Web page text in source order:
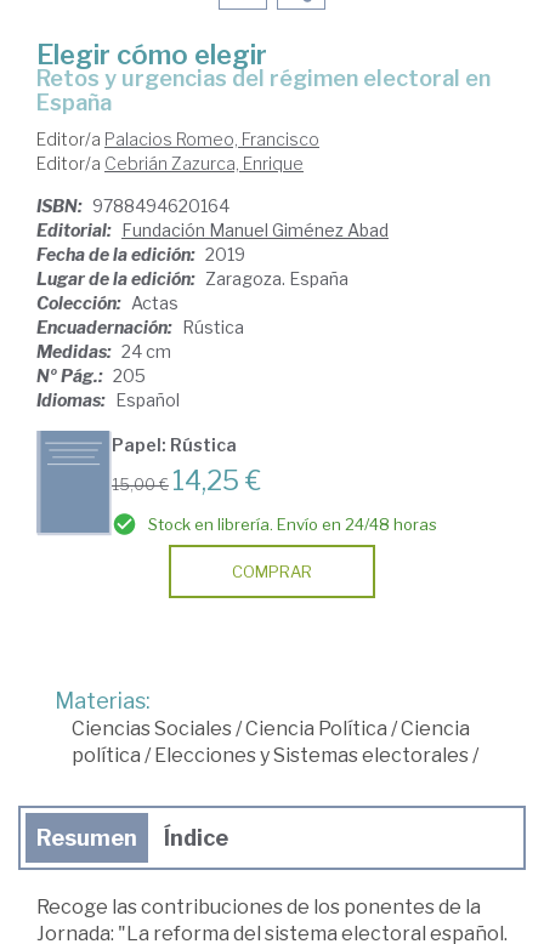
Elegir cómo elegir
retos y urgencias del régimen electoral en
España
Editor/a Palacios Romeo, Francisco
Editor/a Cebrián Zazurca, Enrique
ISBN: 9788494620164
Editorial: Fundación Manuel Giménez Abad
Fecha de la edición: 2019
Lugar de la edición: Zaragoza. España
Colección: Actas
Encuadernación: Rústica
Medidas: 24 cm
Nº Pág.: 205
Idiomas: Español
Papel: Rústica
15,00 € 14,25 €
Stock en librería. Envío en 24/48 horas
COMPRAR
Materias:
Ciencias Sociales /Ciencia Política /Ciencia
política /Elecciones y Sistemas electorales /
Resumen Índice
Recoge las contribuciones de los ponentes de la
Jornada: "La reforma del sistema electoral español.